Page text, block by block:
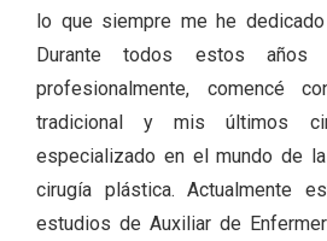
lo que siempre me he
Durante todos estos años
profesionalmente, comencé
tradicional y mis últimos
especializado en el mundo de
cirugía plástica. Actualmente
estudios de Auxiliar de